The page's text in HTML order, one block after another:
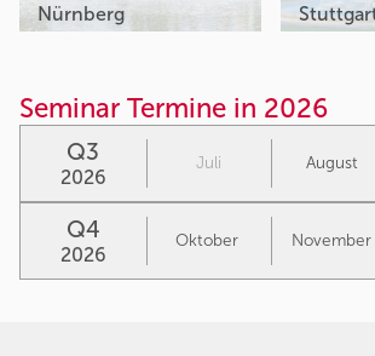
Nürnberg
Seminar Termine in 2026
Q3
2026
Juli August
Q4
2026
Oktober November